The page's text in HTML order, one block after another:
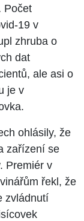
Počet
19 v
zhruba o
dat
ale asi o
je v
ohlásily, že
zařízení se
Premiér v
řekl, že
zvládnutí